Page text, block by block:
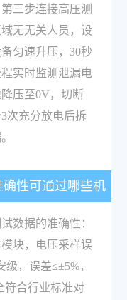
三步连接高压测
无无关人员，设
匀速升压，30秒
实时监测泄漏电
压至0V，切断
次充分放电后拆
确性可通过哪些机
数据的准确性：
块，电压采样误
，误差≤±5%，
符合行业标准对